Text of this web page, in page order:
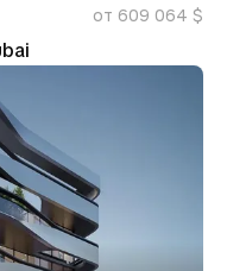
от 609 064 $